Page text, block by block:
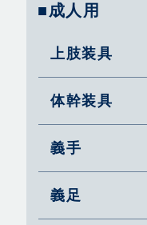
■成人用
上肢装具
体幹装具
義手
義足